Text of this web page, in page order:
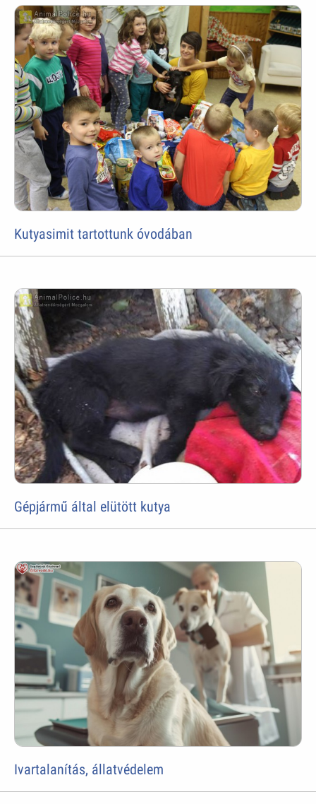
Kutyasimit tartottunk óvodában
Gépjármű által elütött kutya
Ivartalanítás, állatvédelem